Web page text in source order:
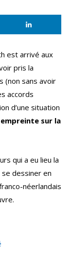
est arrivé aux
pris la
(non sans avoir
accords
d’une situation
sur la
qui a eu lieu la
dessiner en
néerlandais